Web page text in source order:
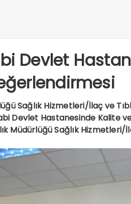
Devlet
Sağlık Hizmetleri/İlaç ve
Devlet Hastanesinde Kalite
Müdürlüğü Sağlık Hizmetleri/